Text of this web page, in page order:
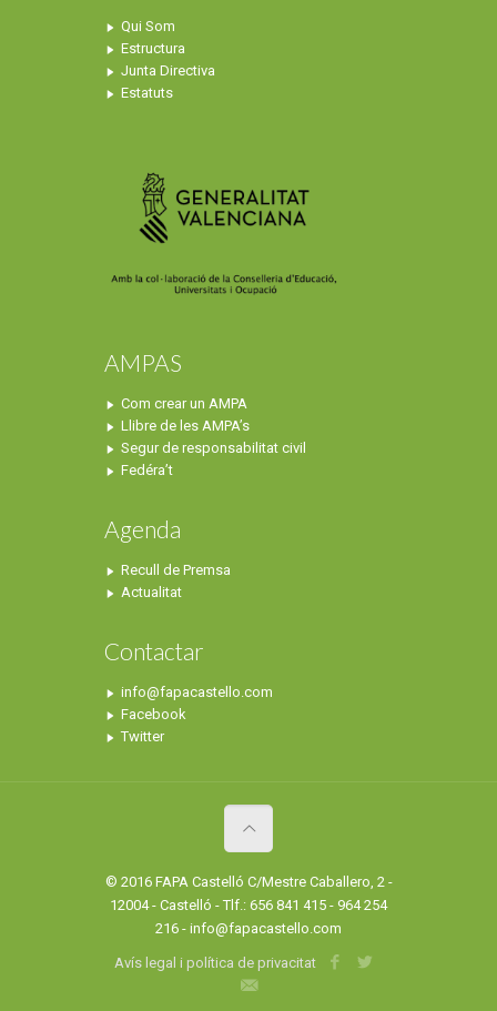
Qui Som
Estructura
Junta Directiva
Estatuts
AMPAS
Com crear un AMPA
Llibre de les AMPA’s
Segur de responsabilitat civil
Fedéra’t
Agenda
Recull de Premsa
Actualitat
Contactar
info@fapacastello.com
Facebook
Twitter
© 2016 FAPA Castelló C/Mestre Caballero, 2 -
12004 - Castelló - Tlf.: 656 841 415 - 964 254
216 - info@fapacastello.com
Avís legal i política de privacitat